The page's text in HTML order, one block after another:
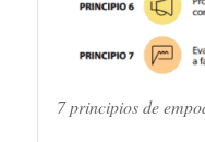
7 principios de